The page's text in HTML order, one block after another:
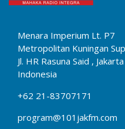
Menara Imperium Lt. P7
Metropolitan Kuningan
Jl. HR Rasuna Said ,
Indonesia
+62 21-83707171
program@101jakfm.com